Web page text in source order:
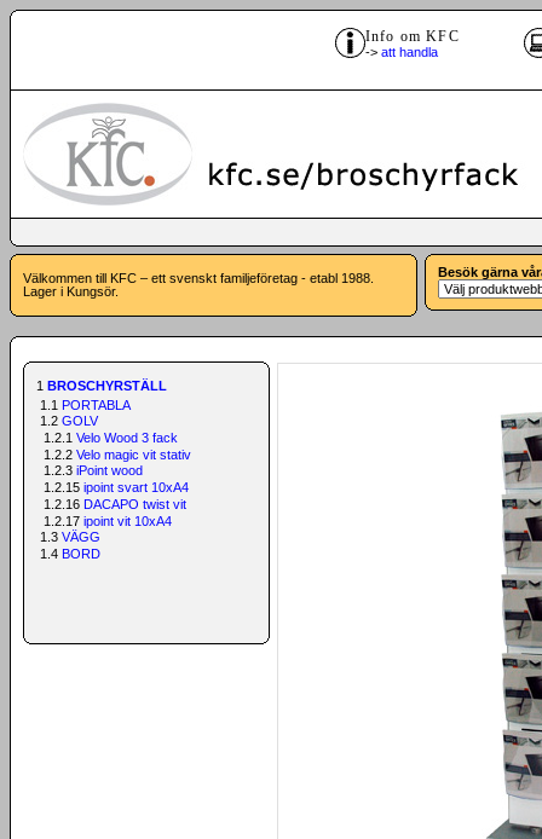
Info om KFC
-> att handla
Välkommen till KFC – ett svenskt familjeföretag - etabl 1988.
Lager i Kungsör.
Besök gärna
1 BROSCHYRSTÄLL
1.1 PORTABLA
1.2 GOLV
1.2.1 Velo Wood 3 fack
1.2.2 Velo magic vit stativ
1.2.3 iPoint wood
1.2.15 ipoint svart 10xA4
1.2.16 DACAPO twist vit
1.2.17 ipoint vit 10xA4
1.3 VÄGG
1.4 BORD